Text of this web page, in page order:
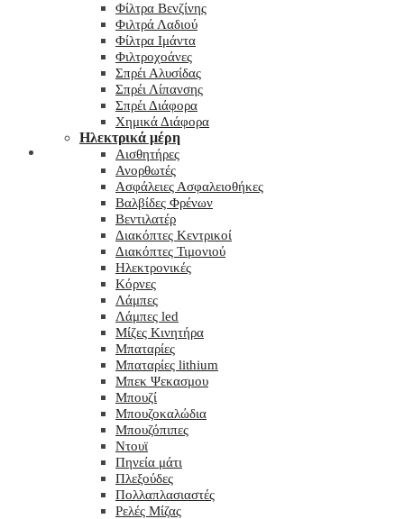
Φίλτρα Βενζίνης
Φιλτρά Λαδιού
Φίλτρα Ιμάντα
Φιλτροχοάνες
Σπρέι Αλυσίδας
Σπρέι Λίπανσης
Σπρέι Διάφορα
Χημικά Διάφορα
Hλεκτρικά μέρη
Αισθητήρες
Ανορθωτές
Ασφάλειες Ασφαλειοθήκες
Βαλβίδες Φρένων
Βεντιλατέρ
Διακόπτες Κεντρικοί
Διακόπτες Τιμονιού
Ηλεκτρονικές
Κόρνες
Λάμπες
Λάμπες led
Μίζες Κινητήρα
Μπαταρίες
Μπαταρίες lithium
Μπεκ Ψεκασμου
Μπουζί
Μπουζοκαλώδια
Μπουζόπιπες
Ντουϊ
Πηνεία μάτι
Πλεξούδες
Πολλαπλασιαστές
Ρελές Μίζας